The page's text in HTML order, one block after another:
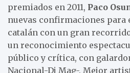
premiados en 2011, Paco
nuevas confirmaciones para
catalán con un gran
un reconocimiento
público y crítica, con
Nacional-Dj Mag-, Mejor